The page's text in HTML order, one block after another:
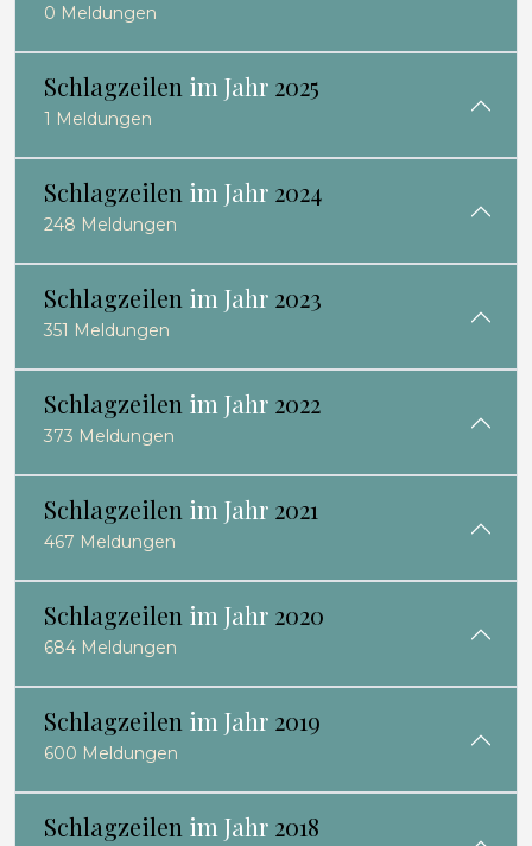
0 Meldungen
Schlagzeilen im Jahr 2025
1 Meldungen
Schlagzeilen im Jahr 2024
248 Meldungen
Schlagzeilen im Jahr 2023
351 Meldungen
Schlagzeilen im Jahr 2022
373 Meldungen
Schlagzeilen im Jahr 2021
467 Meldungen
Schlagzeilen im Jahr 2020
684 Meldungen
Schlagzeilen im Jahr 2019
600 Meldungen
Schlagzeilen im Jahr 2018